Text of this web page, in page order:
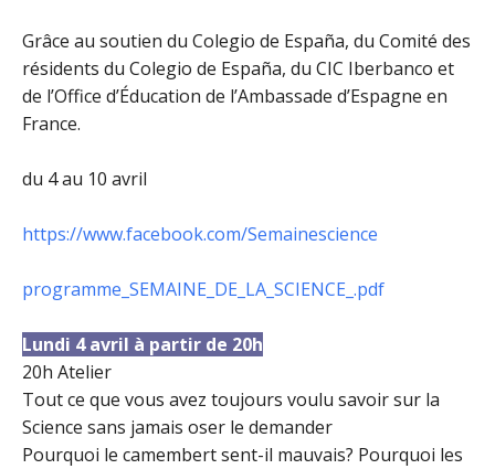
Grâce au soutien du Colegio de España, du Comité des
résidents du Colegio de España, du CIC Iberbanco et
de l’Office d’Éducation de l’Ambassade d’Espagne en
France.
du 4 au 10 avril
https://www.facebook.com/Semainescience
programme_SEMAINE_DE_LA_SCIENCE_.pdf
Lundi 4 avril à partir de 20h
20h Atelier
Tout ce que vous avez toujours voulu savoir sur la
Science sans jamais oser le demander
Pourquoi le camembert sent-il mauvais? Pourquoi les